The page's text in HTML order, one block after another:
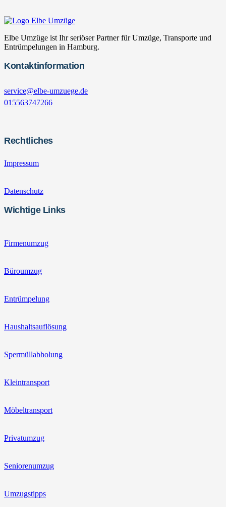
Elbe Umzüge ist Ihr seriöser Partner für Umzüge, Transporte und
Entrümpelungen in Hamburg.
Kontaktinformation
service@elbe-umzuege.de
015563747266
Rechtliches
Impressum
Datenschutz
Wichtige Links
Firmenumzug
Büroumzug
Entrümpelung
Haushaltsauflösung
Spermüllabholung
Kleintransport
Möbeltransport
Privatumzug
Seniorenumzug
Umzugstipps